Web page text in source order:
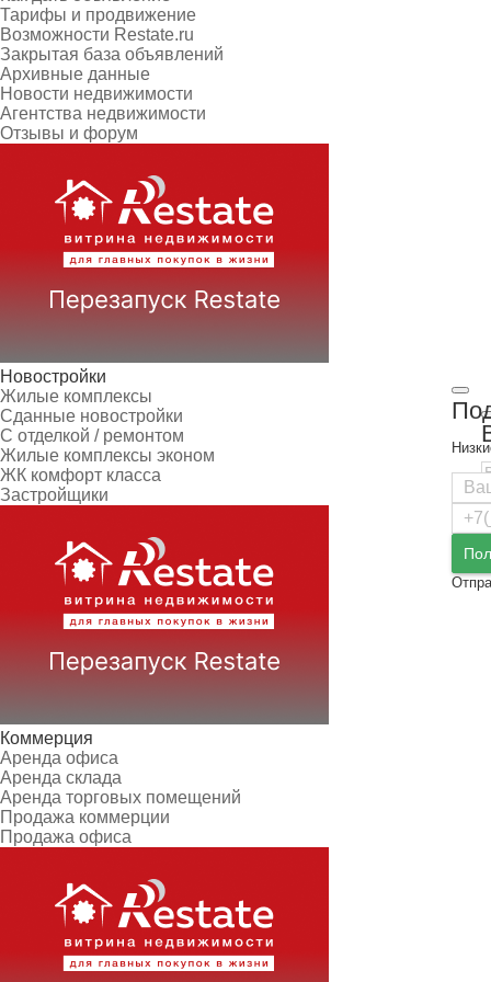
Тарифы и продвижение
Возможности Restate.ru
Закрытая база объявлений
Архивные данные
Новости недвижимости
Агентства недвижимости
Отзывы и форум
Новостройки
Жилые комплексы
Сданные новостройки
С отделкой / ремонтом
Жилые комплексы эконом
ЖК комфорт класса
Застройщики
Коммерция
Аренда офиса
Аренда склада
Аренда торговых помещений
Продажа коммерции
Продажа офиса